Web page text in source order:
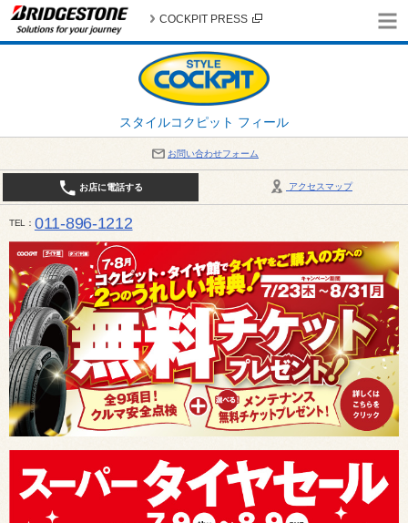
スタイルコクピット フィール
COCKPIT PRESS
お問い合わせフォーム
アクセスマップ
お店に電話する
TEL 011-896-1212
平日・日・祝日：作業受付10:00～17:30 、商談受付は10:00～18:00 まで 営業時間は10:00～
受け出来ない場合がございます。店舗までお問い合わせください。電話も込み合うことが予想さ
日：2026年8月の定休日 毎週 火曜日と水曜日 8月10日(月曜日) から 8月14日(金曜